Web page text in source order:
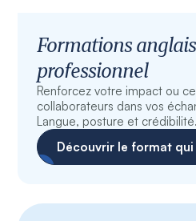
Formations
professionnel
Renforcez votre impact ou
collaborateurs dans vos
Langue, posture et crédibilité.
Découvrir le format